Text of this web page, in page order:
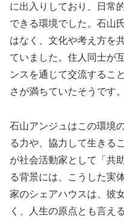
に出入りしており、日常
できる環境でした。石山
はなく、文化や考え方を
ていました。住人同士が
ンスを通じて交流するこ
さが満ちていたそうです。
石山アンジュはこの環境
る力や、協力して生きる
が社会活動家として「共
る背景には、こうした実
家のシェアハウスは、彼
く、人生の原点とも言え